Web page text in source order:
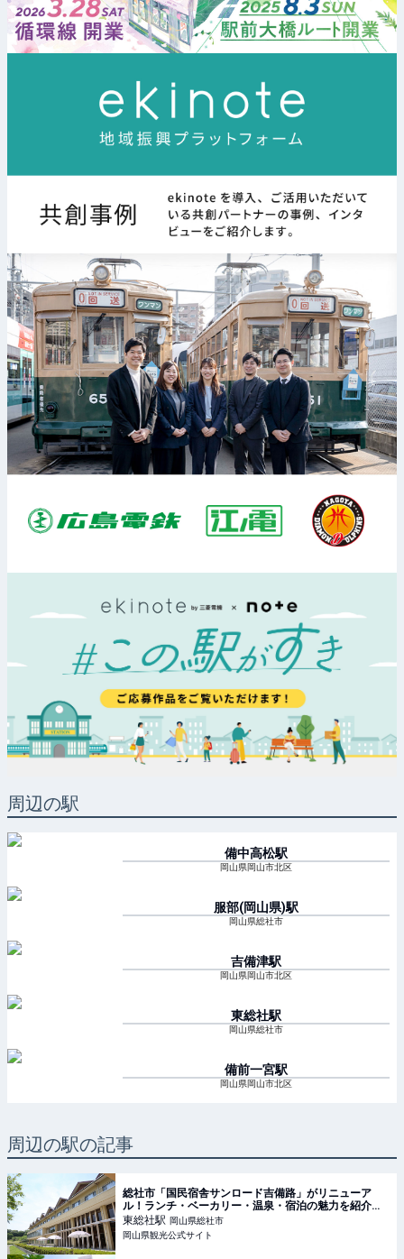
周辺の駅
備中高松駅
岡山県岡山市北区
服部(岡山県)駅
岡山県総社市
吉備津駅
岡山県岡山市北区
東総社駅
岡山県総社市
備前一宮駅
岡山県岡山市北区
周辺の駅の記事
総社市「国民宿舎サンロード吉備路」がリニューア
ル！ランチ・ベーカリー・温泉・宿泊の魅力を紹介｜
おか旅｜岡山観光WEB【公式】- 岡山県の観光・旅行
情報ならココ！
東総社駅 岡山県総社市
岡山県観光公式サイト